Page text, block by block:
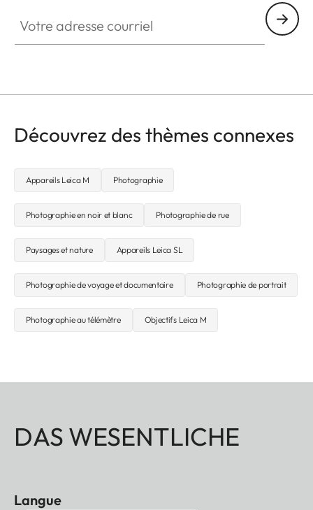
Découvrez des thèmes connexes
Appareils Leica M Photographie
Photographie en noir et blanc Photographie de rue
Paysages et nature Appareils Leica SL
Photographie de voyage et documentaire Photographie de portrait
Photographie au télémètre Objectifs Leica M
DAS WESENTLICHE
Langue